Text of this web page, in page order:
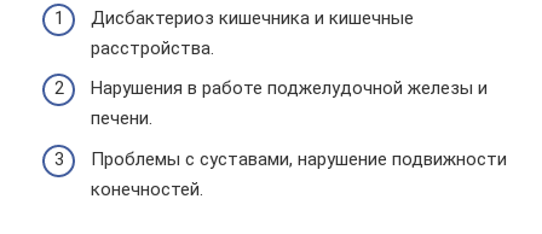
Дисбактериоз кишечника и кишечные
расстройства.
Нарушения в работе поджелудочной железы и
печени.
Проблемы с суставами, нарушение подвижности
конечностей.